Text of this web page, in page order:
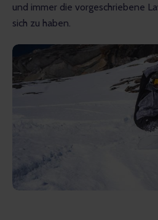
und immer die vorgeschriebene
sich zu haben.